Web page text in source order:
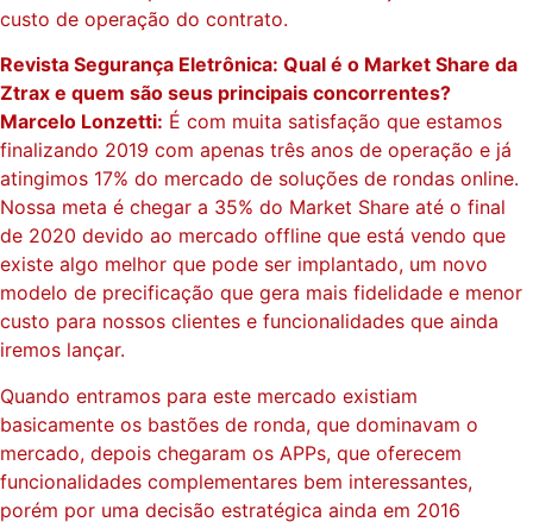
custo de operação do contrato.
Revista Segurança Eletrônica: Qual é o Market Share da
Ztrax e quem são seus principais concorrentes?
Marcelo Lonzetti: É com muita satisfação que estamos
finalizando 2019 com apenas três anos de operação e já
atingimos 17% do mercado de soluções de rondas online.
Nossa meta é chegar a 35% do Market Share até o final
de 2020 devido ao mercado offline que está vendo que
existe algo melhor que pode ser implantado, um novo
modelo de precificação que gera mais fidelidade e menor
custo para nossos clientes e funcionalidades que ainda
iremos lançar.
Quando entramos para este mercado existiam
basicamente os bastões de ronda, que dominavam o
mercado, depois chegaram os APPs, que oferecem
funcionalidades complementares bem interessantes,
porém por uma decisão estratégica ainda em 2016